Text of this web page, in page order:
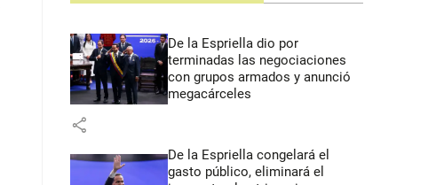
De la Espriella dio por
terminadas las negociaciones
con grupos armados y anunció
megacárceles
share
De la Espriella congelará el
gasto público, eliminará el